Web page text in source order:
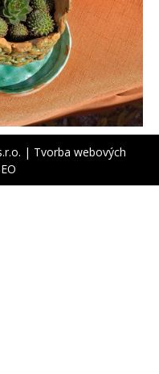
| Tvorba webových